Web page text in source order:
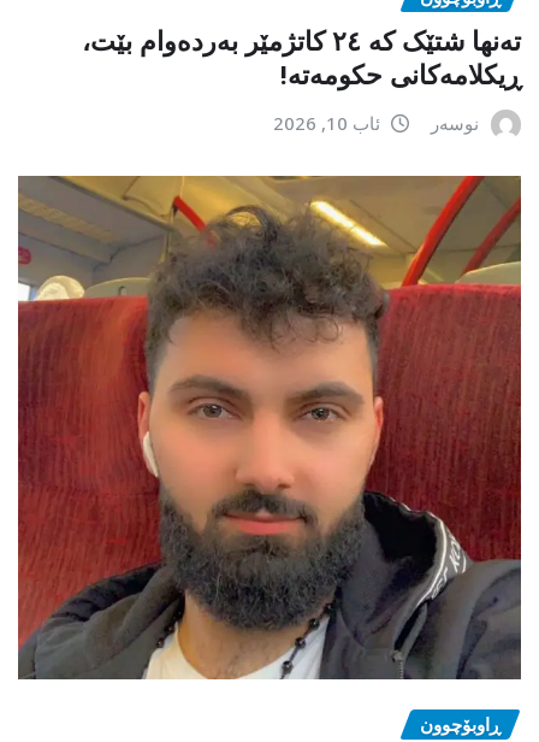
تەنها شتێک کە ٢٤ کاتژمێر بەردەوام بێت،
ڕیکلامەکانی حکومەتە!
نوسەر ئاب 10, 2026
ڕاوبۆچوون